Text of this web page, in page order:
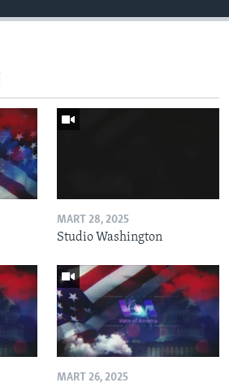
MART 28, 2025
Studio Washington
MART 26, 2025